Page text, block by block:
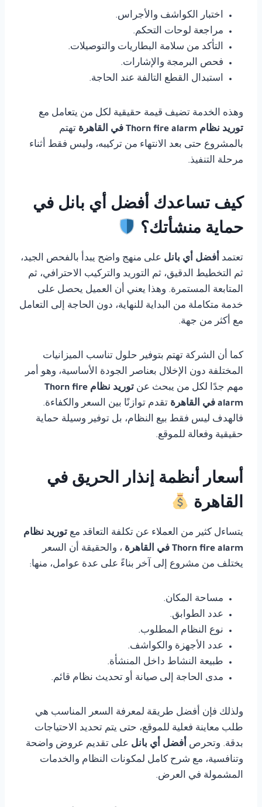
اختبار الكواشف والأجراس.
مراجعة لوحات التحكم.
التأكد من سلامة البطاريات والتوصيلات.
فحص البرمجة والإشارات.
استبدال القطع التالفة عند الحاجة.
وهذه الخدمة تضيف قيمة حقيقية لكل من يتعامل مع
توريد نظام Thorn fire alarm في القاهرة
تهتم
بالمشروع حتى بعد الانتهاء من تركيبه، وليس فقط أثناء
مرحلة التنفيذ.
كيف تساعدك أفضل أي بانل في
حماية منشأتك؟
تعتمد أفضل أي بانل على منهج واضح يبدأ بالفحص الجيد،
ثم التخطيط الدقيق، ثم التوريد والتركيب الاحترافي، ثم
المتابعة المستمرة. وهذا يعني أن العميل يحصل على
خدمة متكاملة من البداية للنهاية، دون الحاجة إلى التعامل
مع أكثر من جهة.
كما أن الشركة تهتم بتوفير حلول تناسب الميزانيات
المختلفة دون الإخلال بعناصر الجودة الأساسية، وهو أمر
مهم جدًا لكل من يبحث عن
توريد نظام Thorn fire
alarm في القاهرة
تقدم توازنًا بين السعر والكفاءة.
فالهدف ليس فقط بيع النظام، بل توفير وسيلة حماية
حقيقية وفعالة للموقع.
أسعار أنظمة إنذار الحريق في
القاهرة
يتساءل كثير من العملاء عن تكلفة التعاقد مع توريد نظام
Thorn fire alarm في القاهرة
، والحقيقة أن السعر
يختلف من مشروع إلى آخر بناءً على عدة عوامل، منها:
مساحة المكان.
عدد الطوابق.
نوع النظام المطلوب.
عدد الأجهزة والكواشف.
طبيعة النشاط داخل المنشأة.
مدى الحاجة إلى صيانة أو تحديث نظام قائم.
ولذلك فإن أفضل طريقة لمعرفة السعر المناسب هي
طلب معاينة فعلية للموقع، حتى يتم تحديد الاحتياجات
بدقة. وتحرص أفضل أي بانل على تقديم عروض واضحة
وتنافسية، مع شرح كامل لمكونات النظام والخدمات
المشمولة في العرض.